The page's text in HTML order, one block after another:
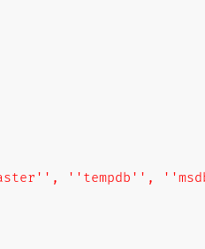
''tempdb'',